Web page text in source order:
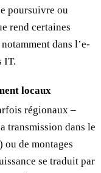
poursuivre ou
rend certaines
dans l’e-
IT.
locaux
régionaux –
transmission dans le
ou de montages
se traduit par